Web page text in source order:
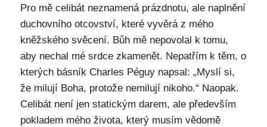
Pro mě celibát neznamená prázdnotu, ale naplnění
duchovního otcovství, které vyvěrá z mého
kněžského svěcení. Bůh mě nepovolal k tomu,
aby nechal mé srdce zkamenět. Nepatřím k těm, o
kterých básník Charles Péguy napsal: „Myslí si,
že milují Boha, protože nemilují nikoho.“ Naopak.
Celibát není jen statickým darem, ale především
pokladem mého života, který musím vědomě